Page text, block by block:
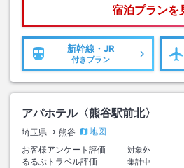
宿泊プランを
新幹線・JR
付きプラン
アパホテル〈熊谷駅前北〉
埼玉県 熊谷
地図
お客様アンケート評価
対象外
るるぶトラベル評価
集計中